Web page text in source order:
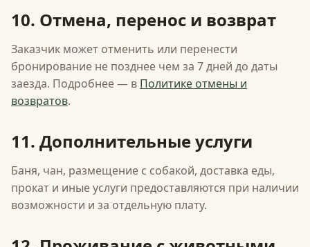
10. Отмена, перенос и возврат
Заказчик может отменить или перенести
бронирование не позднее чем за 7 дней до даты
заезда. Подробнее — в Политике отмены и
возвратов.
11. Дополнительные услуги
Баня, чан, размещение с собакой, доставка еды,
прокат и иные услуги предоставляются при наличии
возможности и за отдельную плату.